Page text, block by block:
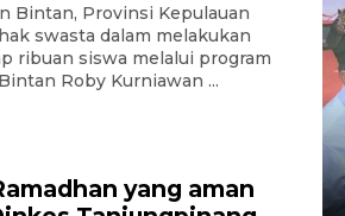
Bintan, Provinsi Kepulauan
swasta dalam melakukan
ribuan siswa melalui program
Roby Kurniawan ...
yang aman
2024 15:30 WIB, 2024